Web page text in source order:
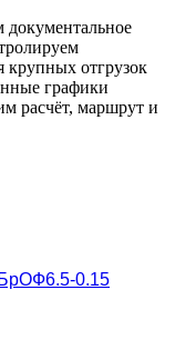
документальное
крупных отгрузок
графики
расчёт, маршрут и
0.15